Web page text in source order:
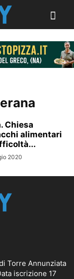
Chiesa
alimentari
2020
Torre Annunziata
iscrizione 17